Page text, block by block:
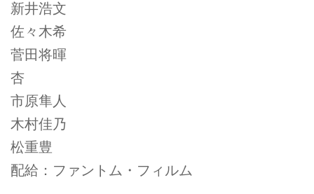
新井浩文
佐々木希
菅田将暉
杏
市原隼人
木村佳乃
松重豊
配給：ファントム・フィルム